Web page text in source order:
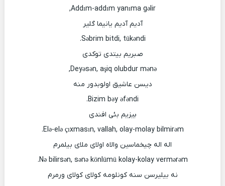
Addım-addım yanıma gəlir,
آدیم آدیم یانیما گلیر
Səbrim bitdi, tükəndi.
صبریم بیتدی توکدی
Deyəsən, aşiq olubdur mənə,
دیسن عاشیق اولوبدور منه
Bizim bəy əfəndi.
بیزیم بئی افندی
Elə-elə çıxmasın, vallah, olay-molay bilmirəm.
اله اله چیخماسین والاه اولای ملای بیلمرم
Nə bilirsən, sənə könlümü kolay-kolay vermərəm.
نه بیلیرسن سنه کونلومه کولای کولای ورمرم